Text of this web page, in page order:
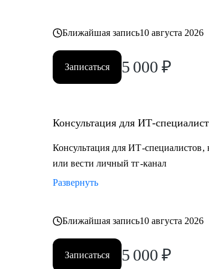
Ближайшая запись10 августа 2026
Записаться 5 000 ₽
Консультация для ИТ-
Консультация для ИТ-специалистов,
или вести личный тг-канал
Развернуть
Ближайшая запись10 августа 2026
Записаться 5 000 ₽